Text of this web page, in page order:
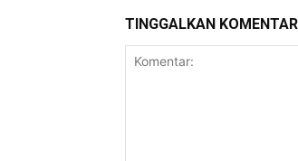
TINGGALKAN KOMENTAR